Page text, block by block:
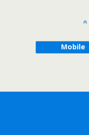
Mobile